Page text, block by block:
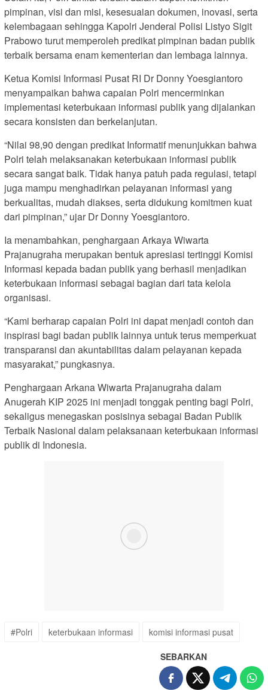
pimpinan, visi dan misi, kesesuaian dokumen, inovasi, serta
kelembagaan sehingga Kapolri Jenderal Polisi Listyo Sigit
Prabowo turut memperoleh predikat pimpinan badan publik
terbaik bersama enam kementerian dan lembaga lainnya.
Ketua Komisi Informasi Pusat RI Dr Donny Yoesgiantoro
menyampaikan bahwa capaian Polri mencerminkan
implementasi keterbukaan informasi publik yang dijalankan
secara konsisten dan berkelanjutan.
“Nilai 98,90 dengan predikat Informatif menunjukkan bahwa
Polri telah melaksanakan keterbukaan informasi publik
secara sangat baik. Tidak hanya patuh pada regulasi, tetapi
juga mampu menghadirkan pelayanan informasi yang
berkualitas, mudah diakses, serta didukung komitmen kuat
dari pimpinan,” ujar Dr Donny Yoesgiantoro.
Ia menambahkan, penghargaan Arkaya Wiwarta
Prajanugraha merupakan bentuk apresiasi tertinggi Komisi
Informasi kepada badan publik yang berhasil menjadikan
keterbukaan informasi sebagai bagian dari tata kelola
organisasi.
“Kami berharap capaian Polri ini dapat menjadi contoh dan
inspirasi bagi badan publik lainnya untuk terus memperkuat
transparansi dan akuntabilitas dalam pelayanan kepada
masyarakat,” pungkasnya.
Penghargaan Arkana Wiwarta Prajanugraha dalam
Anugerah KIP 2025 ini menjadi tonggak penting bagi Polri,
sekaligus menegaskan posisinya sebagai Badan Publik
Terbaik Nasional dalam pelaksanaan keterbukaan informasi
publik di Indonesia.
#Polri keterbukaan informasi komisi informasi pusat
SEBARKAN